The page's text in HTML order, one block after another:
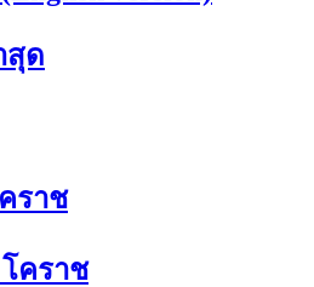
สุด
ราช
คราช